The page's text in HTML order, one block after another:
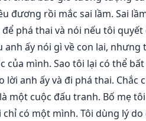
đương rồi mắc sai lầm. Sai
phá thai và nói nếu tôi
ấy nói gì về con lai,
của mình. Sao tôi lại có thể
anh ấy và đi phá thai.
cuộc đấu tranh. Bố mẹ
có một mình. Tôi dùng lý